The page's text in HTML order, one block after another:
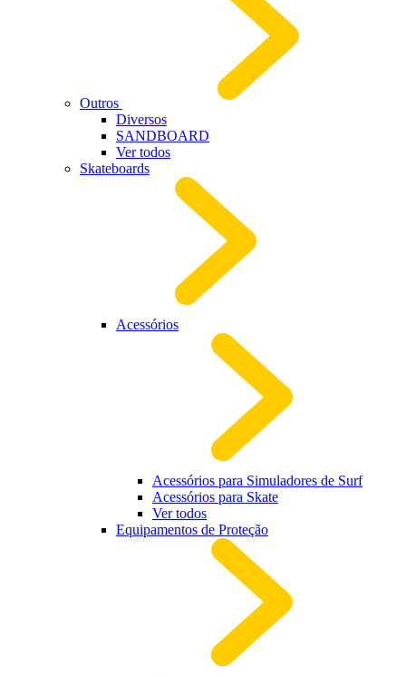
Outros
Diversos
SANDBOARD
Ver todos
Skateboards
Acessórios
Acessórios para Simuladores de Surf
Acessórios para Skate
Ver todos
Equipamentos de Proteção